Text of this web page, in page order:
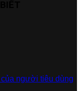
người tiêu dùng